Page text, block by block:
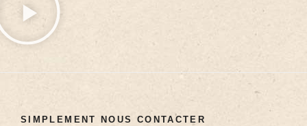
SIMPLEMENT NOUS CONTACTER